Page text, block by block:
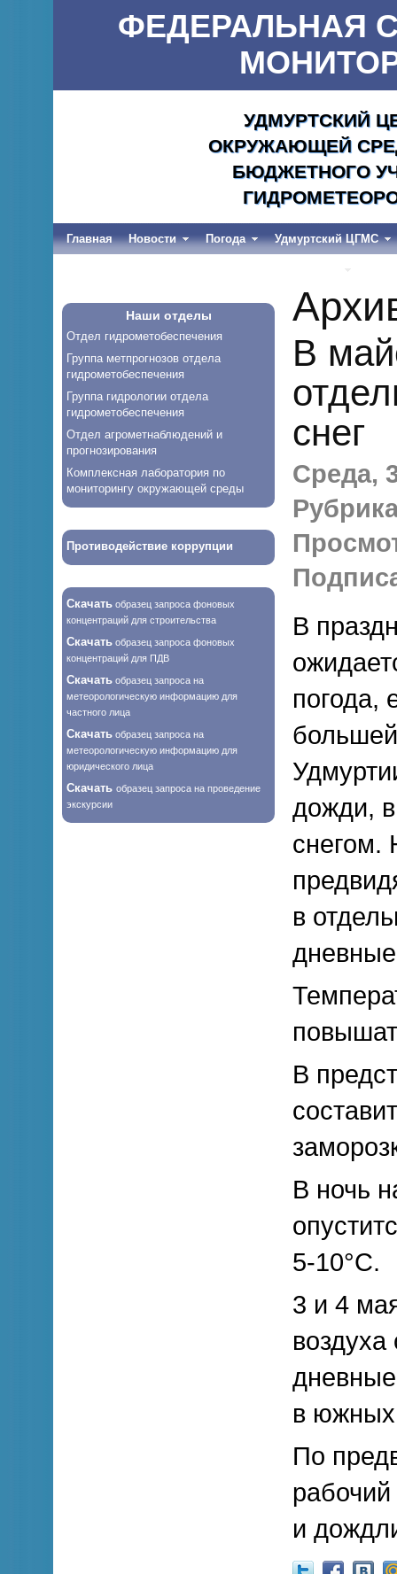
ФЕДЕРАЛЬНАЯ
УДМУРТСКИЙ
ОКРУЖАЮЩЕЙ
БЮДЖЕТНОГО
Главная Новости Погода Удмуртский ЦГМС
Наши отделы
Отдел гидрометобеспечения
Группа метпрогнозов отдела
гидрометобеспечения
Группа гидрологии отдела
гидрометобеспечения
Отдел агрометнаблюдений и
прогнозирования
Комплексная лаборатория по
мониторингу окружающей среды
Противодействие коррупции
Скачать образец запроса фоновых
концентраций для строительства
Скачать образец запроса фоновых
концентраций для ПДВ
Скачать образец запроса на
метеорологическую информацию для
частного лица
Скачать образец запроса на
метеорологическую информацию для
юридического лица
Скачать образец запроса на проведение
экскурсии
В
снег
Среда,
В
погода,
дожди,
снегом.
в
В
В ночь
5-10°С.
3 и 4
в южных
По
и